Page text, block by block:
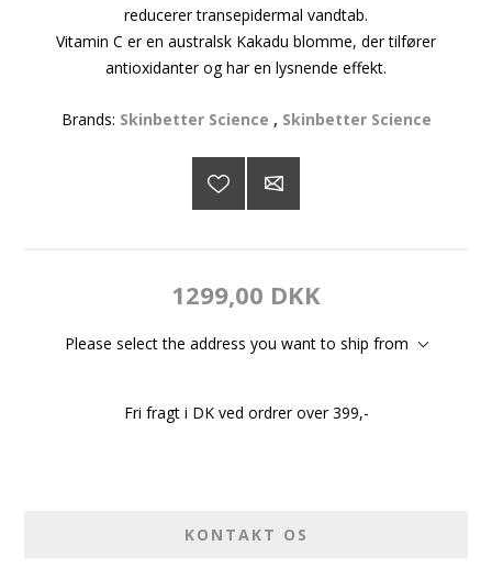
reducerer transepidermal vandtab.
Vitamin C er en australsk Kakadu blomme, der tilfører
antioxidanter og har en lysnende effekt.
Brands: Skinbetter Science , Skinbetter Science
1299,00 DKK
Please select the address you want to ship from
Fri fragt i DK ved ordrer over 399,-
KONTAKT OS